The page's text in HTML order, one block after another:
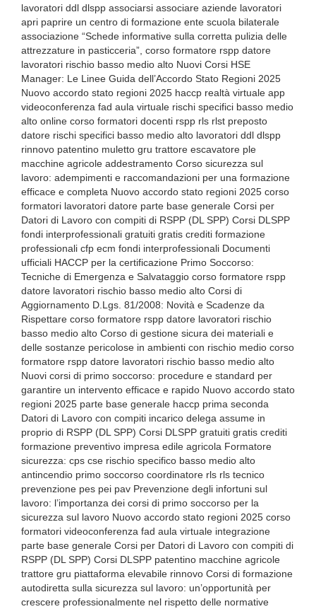
lavoratori ddl dlspp associarsi associare aziende lavoratori
apri paprire un centro di formazione ente scuola bilaterale
associazione “Schede informative sulla corretta pulizia delle
attrezzature in pasticceria”, corso formatore rspp datore
lavoratori rischio basso medio alto Nuovi Corsi HSE
Manager: Le Linee Guida dell’Accordo Stato Regioni 2025
Nuovo accordo stato regioni 2025 haccp realtà virtuale app
videoconferenza fad aula virtuale rischi specifici basso medio
alto online corso formatori docenti rspp rls rlst preposto
datore rischi specifici basso medio alto lavoratori ddl dlspp
rinnovo patentino muletto gru trattore escavatore ple
macchine agricole addestramento Corso sicurezza sul
lavoro: adempimenti e raccomandazioni per una formazione
efficace e completa Nuovo accordo stato regioni 2025 corso
formatori lavoratori datore parte base generale Corsi per
Datori di Lavoro con compiti di RSPP (DL SPP) Corsi DLSPP
fondi interprofessionali gratuiti gratis crediti formazione
professionali cfp ecm fondi interprofessionali Documenti
ufficiali HACCP per la certificazione Primo Soccorso:
Tecniche di Emergenza e Salvataggio corso formatore rspp
datore lavoratori rischio basso medio alto Corsi di
Aggiornamento D.Lgs. 81/2008: Novità e Scadenze da
Rispettare corso formatore rspp datore lavoratori rischio
basso medio alto Corso di gestione sicura dei materiali e
delle sostanze pericolose in ambienti con rischio medio corso
formatore rspp datore lavoratori rischio basso medio alto
Nuovi corsi di primo soccorso: procedure e standard per
garantire un intervento efficace e rapido Nuovo accordo stato
regioni 2025 parte base generale haccp prima seconda
Datori di Lavoro con compiti incarico delega assume in
proprio di RSPP (DL SPP) Corsi DLSPP gratuiti gratis crediti
formazione preventivo impresa edile agricola Formatore
sicurezza: cps cse rischio specifico basso medio alto
antincendio primo soccorso coordinatore rls rls tecnico
prevenzione pes pei pav Prevenzione degli infortuni sul
lavoro: l’importanza dei corsi di primo soccorso per la
sicurezza sul lavoro Nuovo accordo stato regioni 2025 corso
formatori videoconferenza fad aula virtuale integrazione
parte base generale Corsi per Datori di Lavoro con compiti di
RSPP (DL SPP) Corsi DLSPP patentino macchine agricole
trattore gru piattaforma elevabile rinnovo Corsi di formazione
autodiretta sulla sicurezza sul lavoro: un’opportunità per
crescere professionalmente nel rispetto delle normative